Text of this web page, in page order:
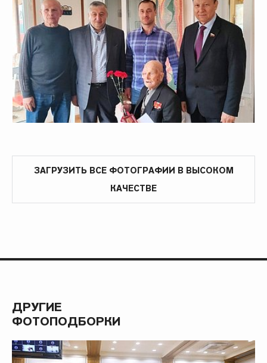
ЗАГРУЗИТЬ ВСЕ ФОТОГРАФИИ В ВЫСОКОМ
КАЧЕСТВЕ
ДРУГИЕ
ФОТОПОДБОРКИ